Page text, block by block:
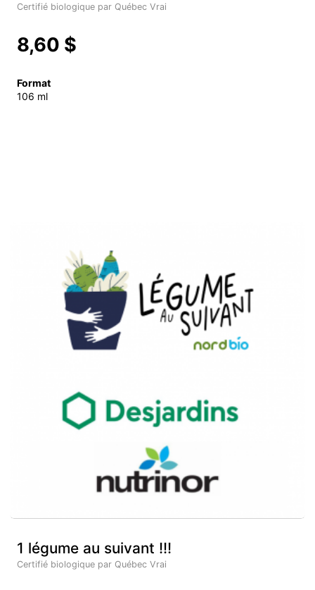
Certifié biologique par Québec Vrai
8,60 $
Format
106 ml
1 légume au suivant !!!
Certifié biologique par Québec Vrai